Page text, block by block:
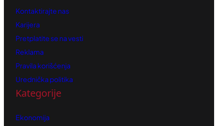
Kontaktirajte nas
Karijera
Pretplatite se na vesti
Reklama
Pravila korišćenja
Urednička politika
Kategorije
Ekonomija